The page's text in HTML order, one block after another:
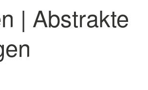
| Abstrakte